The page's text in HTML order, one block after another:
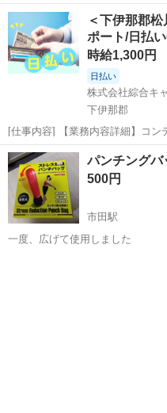
＜下伊那郡
ポート/日払
時給1,300円
日払い
株式会社綜合キ
下伊那郡
[仕事内容] 【業務内容詳細】コン
トがメイン業務です。 【取扱製品情報
探しはコンシェルスタッフにおまかせ＋。 あなたのお仕
かりサポート！ たとえば...
長野 下伊那郡 工場
パンチングバ
500円
市田駅
一度、広げて使用しました